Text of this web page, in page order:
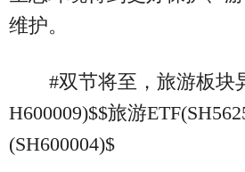
维护。
#双节将至，旅游板块
H600009)$$旅游
(SH600004)$